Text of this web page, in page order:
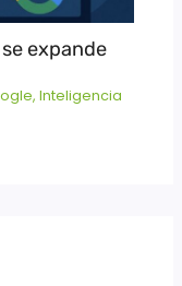
expande
,Inteligencia